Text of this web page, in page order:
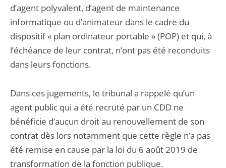
d’agent polyvalent, d’agent de maintenance
informatique ou d’animateur dans le cadre du
dispositif « plan ordinateur portable » (POP) et qui, à
l’échéance de leur contrat, n’ont pas été reconduits
dans leurs fonctions.
Dans ces jugements, le tribunal a rappelé qu’un
agent public qui a été recruté par un CDD ne
bénéficie d’aucun droit au renouvellement de son
contrat dès lors notamment que cette règle n’a pas
été remise en cause par la loi du 6 août 2019 de
transformation de la fonction publique.